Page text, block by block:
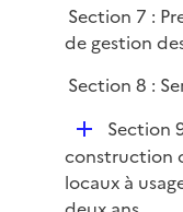
Section 7 :
de gestion
Section 8 :
D
é
p
Section
construction
locaux à